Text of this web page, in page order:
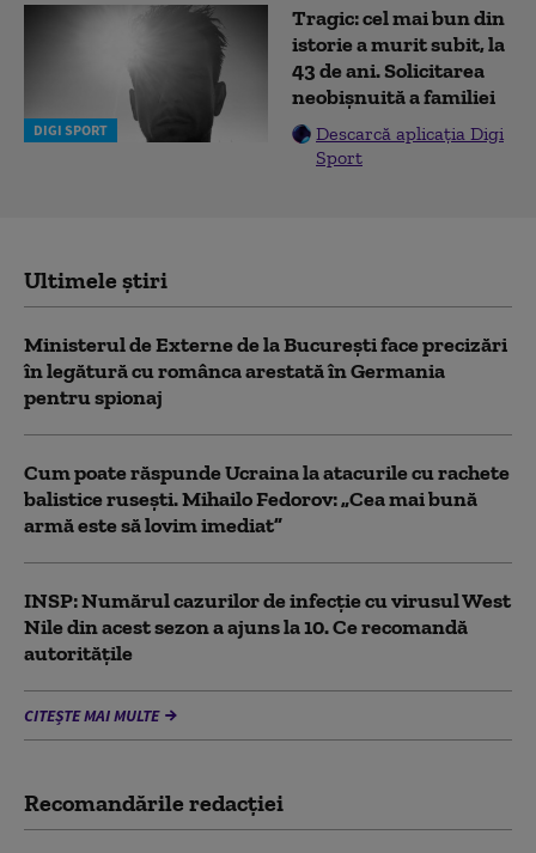
DIGI SPORT
Tragic: cel mai bun din
istorie a murit subit, la
43 de ani. Solicitarea
neobișnuită a familiei
Descarcă aplicația Digi
Sport
Ultimele știri
Ministerul de Externe de la București face precizări
în legătură cu românca arestată în Germania
pentru spionaj
Cum poate răspunde Ucraina la atacurile cu rachete
balistice rusești. Mihailo Fedorov: „Cea mai bună
armă este să lovim imediat”
INSP: Numărul cazurilor de infecţie cu virusul West
Nile din acest sezon a ajuns la 10. Ce recomandă
autoritățile
CITEȘTE MAI MULTE
Recomandările redacţiei